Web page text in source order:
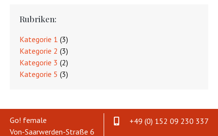
Rubriken:
Kategorie 1 (3)
Kategorie 2 (3)
Kategorie 3 (2)
Kategorie 5 (3)
Go! female
Von-Saarwerden-Straße 6
Mobilnummer +49 (0) 152 09
+49 (0) 152 09 230 337